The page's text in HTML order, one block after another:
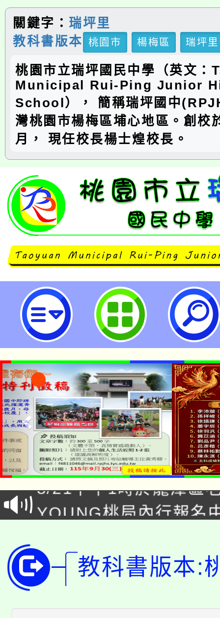
關鍵字： 瑞坪里
教科書版本
桃園市 楊梅區 瑞坪里
桃園市立瑞坪國民中學（英文：
Municipal Rui-Ping Junior
School）， 簡稱瑞坪國中
灣桃園市楊梅區埔心地區。創校
月， 現任校長楊士煌校長。
桃園市立瑞坪國民中學
「本色祭」8/29、30
8/21下午1時於龍潭區
徵才活動。
YOUNG桃局內行報名
開!
115年桃園市運動會8/
田徑場及游泳池舉行。
桃園市低收入戶享有免
視費優惠，中低收入戶
大園自造教育及科技中
教科書版本: